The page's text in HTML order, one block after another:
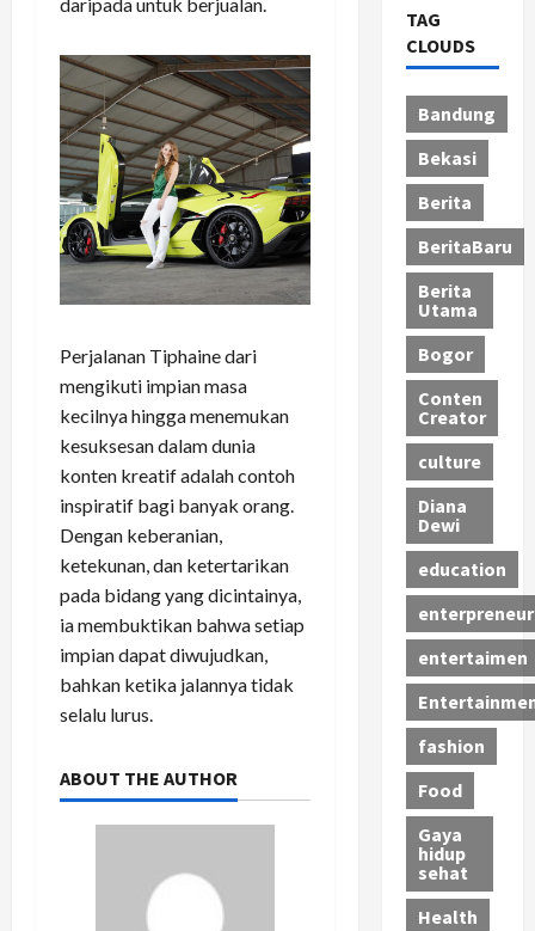
Perjalanan Tiphaine dari
mengikuti impian masa
kecilnya hingga menemukan
kesuksesan dalam dunia
konten kreatif adalah contoh
inspiratif bagi banyak orang.
Dengan keberanian,
ketekunan, dan ketertarikan
pada bidang yang dicintainya,
ia membuktikan bahwa setiap
impian dapat diwujudkan,
bahkan ketika jalannya tidak
selalu lurus.
ABOUT THE AUTHOR
TAG
CLOUDS
Bandung
Bekasi
Berita
BeritaBaru
Berita
Utama
Bogor
Conten
Creator
culture
Diana
Dewi
education
enterpreneur
entertaimen
fashion
Food
Gaya
hidup
sehat
Health